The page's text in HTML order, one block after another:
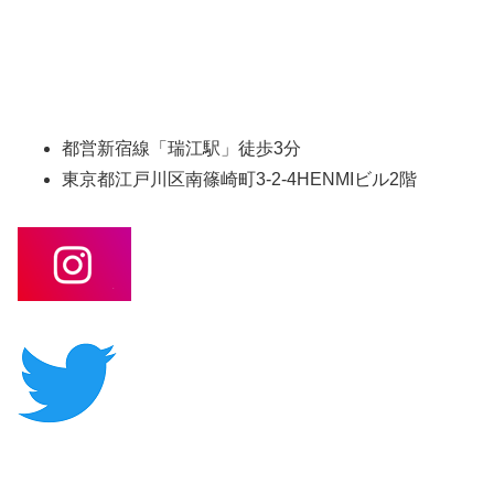
都営新宿線「瑞江駅」徒歩3分
東京都江戸川区南篠崎町3-2-4HENMIビル2階